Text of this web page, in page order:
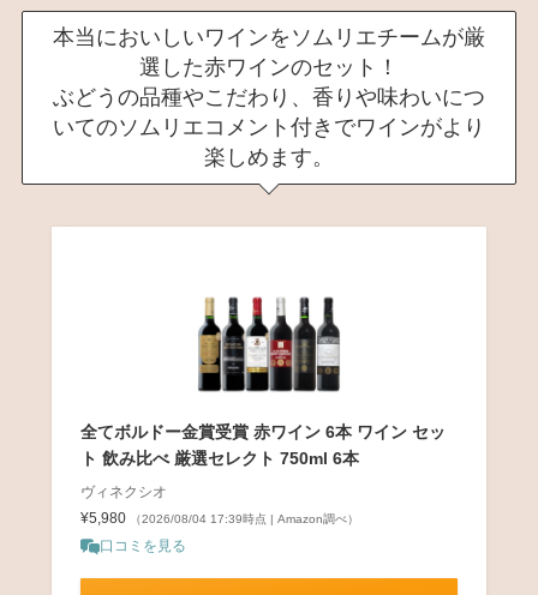
本当においしいワインをソムリエチームが厳
選した赤ワインのセット！
ぶどうの品種やこだわり、香りや味わいにつ
いてのソムリエコメント付きでワインがより
楽しめます。
全てボルドー金賞受賞 赤ワイン 6本 ワイン セッ
ト 飲み比べ 厳選セレクト 750ml 6本
ヴィネクシオ
¥5,980
（2026/08/04 17:39時点 | Amazon調べ）
口コミを見る